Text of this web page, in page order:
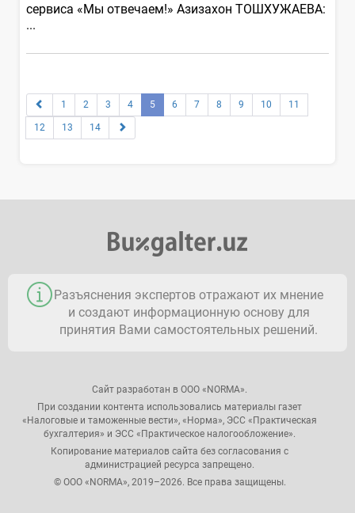
сервиса «Мы отвечаем!» Азизахон ТОШХУЖАЕВА:
...
1 2 3 4 5 6 7 8 9 10 11
12 13 14
Разъяснения экспертов отражают их мнение
и создают информационную основу для
принятия Вами самостоятельных решений.
Сайт разработан в ООО «NORMA».
При создании контента использовались материалы газет
«Налоговые и таможенные вести», «Норма», ЭСС «Практическая
бухгалтерия» и ЭСС «Практическое налогообложение».
Копирование материалов сайта без согласования с
администрацией ресурса запрещено.
© ООО «NORMA», 2019–2026. Все права защищены.